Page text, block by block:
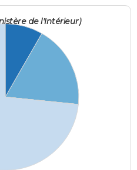
de l'Intérieur)